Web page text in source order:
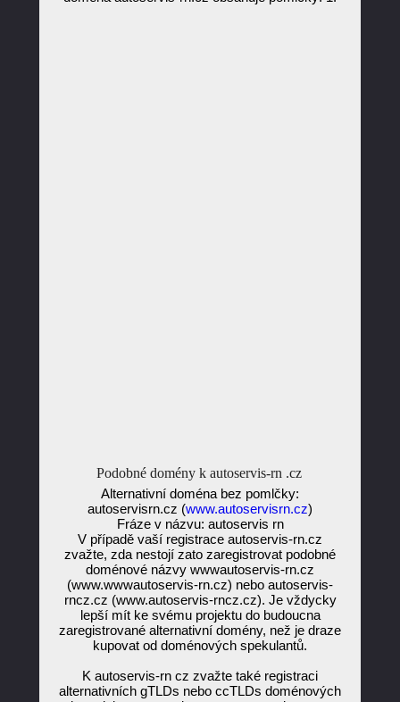
Podobné domény k autoservis-rn .cz
Alternativní doména bez pomlčky:
autoservisrn.cz (www.autoservisrn.cz)
Fráze v názvu: autoservis rn
V případě vaší registrace autoservis-rn.cz
zvažte, zda nestojí zato zaregistrovat podobné
doménové názvy wwwautoservis-rn.cz
(www.wwwautoservis-rn.cz) nebo autoservis-
rncz.cz (www.autoservis-rncz.cz). Je vždycky
lepší mít ke svému projektu do budoucna
zaregistrované alternativní domény, než je draze
kupovat od doménových spekulantů.
K autoservis-rn cz zvažte také registraci
alternativních gTLDs nebo ccTLDs doménových